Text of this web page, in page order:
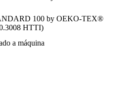
100 by OEKO-TEX®
HTTI)
a máquina